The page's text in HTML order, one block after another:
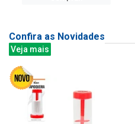
Confira as Novidades
Veja mais